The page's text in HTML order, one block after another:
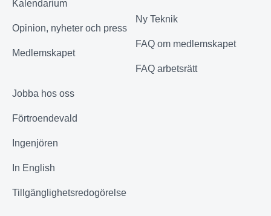
Kalendarium
Opinion, nyheter och press
Medlemskapet
Ny Teknik
FAQ om medlemskapet
FAQ arbetsrätt
Jobba hos oss
Förtroendevald
Ingenjören
In English
Tillgänglighetsredogörelse